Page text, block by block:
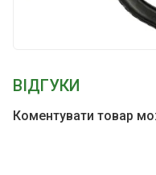
ВІДГУКИ
Коментувати товар